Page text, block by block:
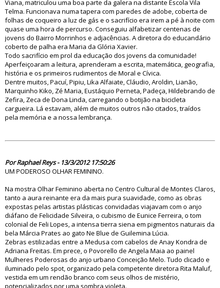
Viana, matriculou uma boa parte da galera na distante Escola Vila
Telma. Funcionava numa tapera com paredes de adobe, coberta de
folhas de coqueiro a luz de gás e o sacrifício era irem a pé à noite com
quase uma hora de percurso. Conseguiu alfabetizar centenas de
jovens do Bairro Morrinhos e adjacências. A diretora do educandário
coberto de palha era Maria da Glória Xavier.
Todo sacrifício em prol da educação dos jovens da comunidade!
Aperfeiçoaram a leitura, aprenderam a escrita, matemática, geografia,
história e os primeiros rudimentos de Moral e Cívica.
Dentre muitos, Pacuí, Pipiu, Lika Alfaiate, Cláudio, Aroldin, Lianão,
Marquinho Kiko, Zé Maria, Eustáquio Perneta, Padeça, Hildebrando de
Zefira, Zeca de Dona Linda, carregando o botijão na bicicleta
cargueira. Lá estavam, além de muitos outros não citados, traídos
pela memória e a nossa lembrança.
Por Raphael Reys - 13/3/2012 17:50:26
UM PODEROSO OLHAR FEMININO.
Na mostra Olhar Feminino aberta no Centro Cultural de Montes Claros,
tanto a aura reinante era da mais pura suavidade, como as obras
expostas pelas artistas plásticas convidadas viajavam com o anjo
diáfano de Felicidade Silveira, o cubismo de Eunice Ferreira, o tom
colonial de Feli Lopes, a intensa tierra siena em pigmentos naturais da
bela Márcia Prates ao gato Ne Blue de Guilemina Lúcia.
Zebras estilizadas entre a Medusa com cabelos de Anay Kondra de
Adriana Freitas. Em prece, o Povorello de Angela Maia ao painel
Mulheres Poderosas do anjo urbano Conceição Melo. Tudo clicado e
iluminado pelo spot, organizado pela competente diretora Rita Maluf,
vestida em um rendão branco com seus olhos de mistério,
potencializados por uma sombra violeta.